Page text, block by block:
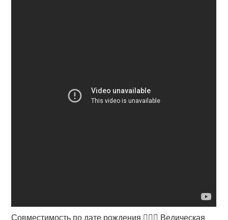
Совместимость по дате рождения 👩‍❤️‍👨 Ведическая